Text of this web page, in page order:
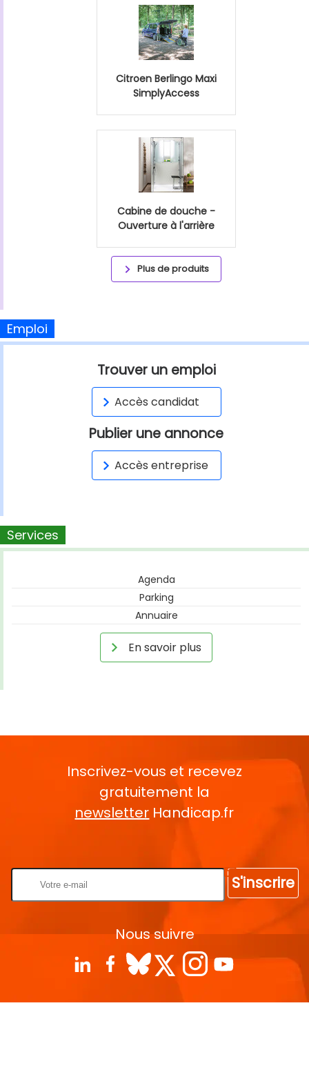
Citroen Berlingo Maxi
SimplyAccess
Cabine de douche -
Ouverture à l'arrière
Plus de produits
Emploi
Trouver un emploi
Accès candidat
Publier une annonce
Accès entreprise
Services
Agenda
Parking
Annuaire
En savoir plus
Inscrivez-vous et recevez
gratuitement la
newsletter Handicap.fr
S'inscrire
Nous suivre